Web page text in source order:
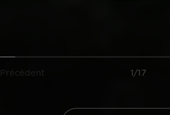
Précédent 1/17